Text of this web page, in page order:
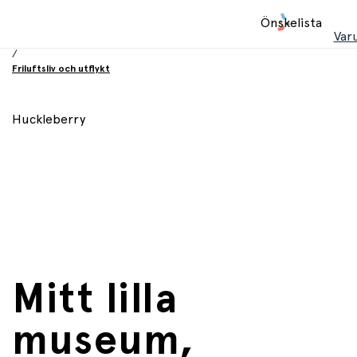
Önskelista
/
Friluftsliv och utflykt
Huckleberry
Mitt lilla
museum,